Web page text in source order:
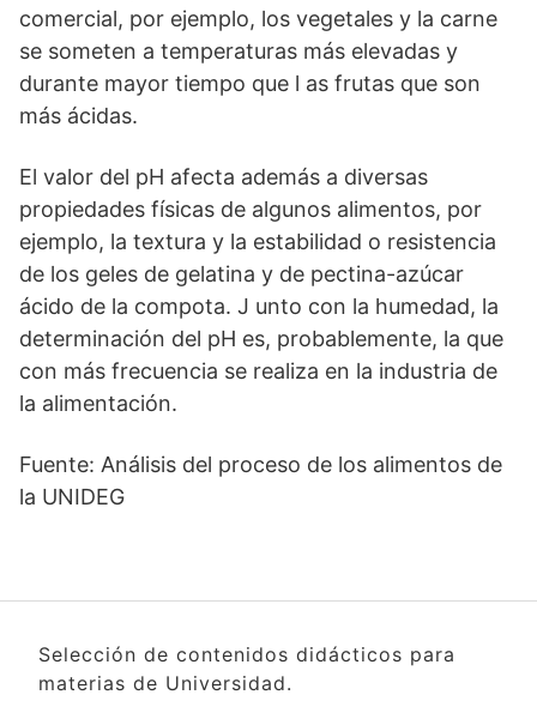
comercial, por ejemplo, los vegetales y la carne
se someten a temperaturas más elevadas y
durante mayor tiempo que l as frutas que son
más ácidas.
El valor del pH afecta además a diversas
propiedades físicas de algunos alimentos, por
ejemplo, la textura y la estabilidad o resistencia
de los geles de gelatina y de pectina-azúcar
ácido de la compota. J unto con la humedad, la
determinación del pH es, probablemente, la que
con más frecuencia se realiza en la industria de
la alimentación.
Fuente: Análisis del proceso de los alimentos de
la UNIDEG
Selección de contenidos didácticos para
materias de Universidad.